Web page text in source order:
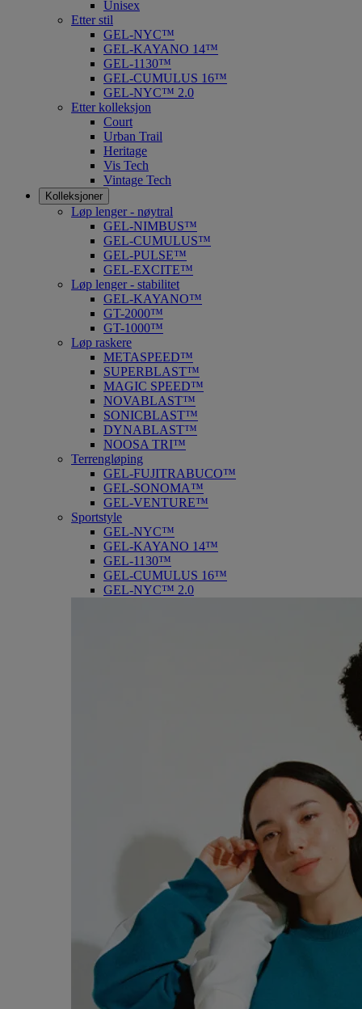
Unisex
Etter stil
GEL-NYC™
GEL-KAYANO 14™
GEL-1130™
GEL-CUMULUS 16™
GEL-NYC™ 2.0
Etter kolleksjon
Court
Urban Trail
Heritage
Vis Tech
Vintage Tech
Kolleksjoner
Løp lenger - nøytral
GEL-NIMBUS™
GEL-CUMULUS™
GEL-PULSE™
GEL-EXCITE™
Løp lenger - stabilitet
GEL-KAYANO™
GT-2000™
GT-1000™
Løp raskere
METASPEED™
SUPERBLAST™
MAGIC SPEED™
NOVABLAST™
SONICBLAST™
DYNABLAST™
NOOSA TRI™
Terrengløping
GEL-FUJITRABUCO™
GEL-SONOMA™
GEL-VENTURE™
Sportstyle
GEL-NYC™
GEL-KAYANO 14™
GEL-1130™
GEL-CUMULUS 16™
GEL-NYC™ 2.0